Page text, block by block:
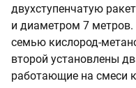
двухступенчатую
и диаметром 7 метров.
семью кислород-
второй установлены
работающие на смеси